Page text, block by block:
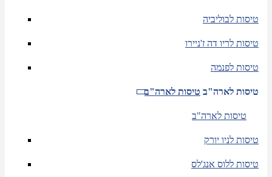
טיסות לבוליביה
טיסות לריו דה ז'ניירו
טיסות לפנמה
טיסות לארה"ב טיסות לארה"ב
טיסות לארה"ב
טיסות לניו יורק
טיסות ללוס אנג'לס